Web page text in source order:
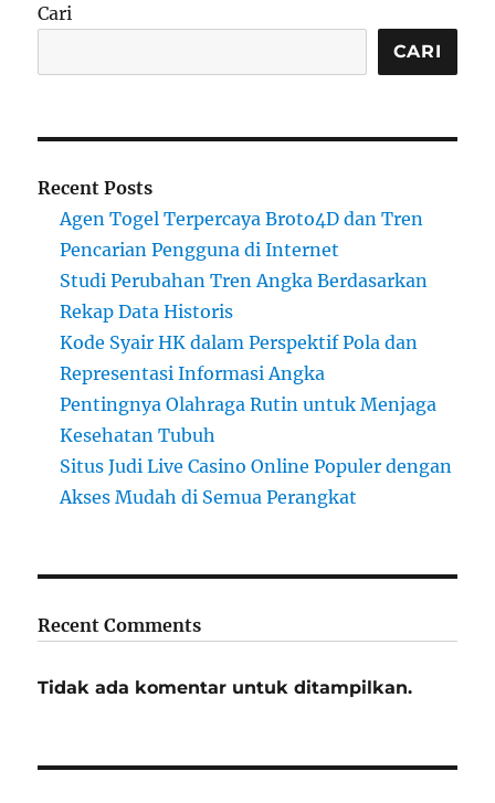
Cari
CARI
Recent Posts
Agen Togel Terpercaya Broto4D dan Tren
Pencarian Pengguna di Internet
Studi Perubahan Tren Angka Berdasarkan
Rekap Data Historis
Kode Syair HK dalam Perspektif Pola dan
Representasi Informasi Angka
Pentingnya Olahraga Rutin untuk Menjaga
Kesehatan Tubuh
Situs Judi Live Casino Online Populer dengan
Akses Mudah di Semua Perangkat
Recent Comments
Tidak ada komentar untuk ditampilkan.